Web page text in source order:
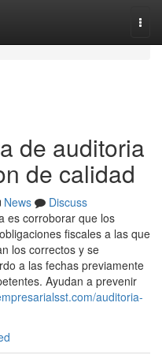
de auditoria
de calidad
News
Discuss
es corroborar que los
fiscales a las que
los correctos y se
a las fechas previamente
Ayudan a prevenir
auditoria-